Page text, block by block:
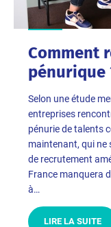
Comment
pénurique
Selon une étude
entreprises
pénurie de talents
maintenant, qui ne
de recrutement
France manquera
à…
LIRE LA SUITE